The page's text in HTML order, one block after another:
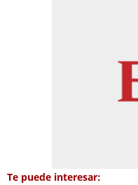
Te puede interesar: